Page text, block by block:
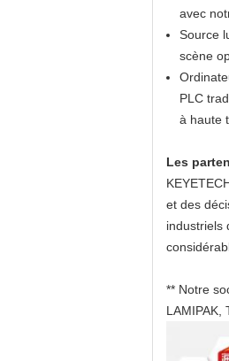
avec
Source
scène
PLC
à haute
Les
et des
industriels
** Notre
LAMIPAK,